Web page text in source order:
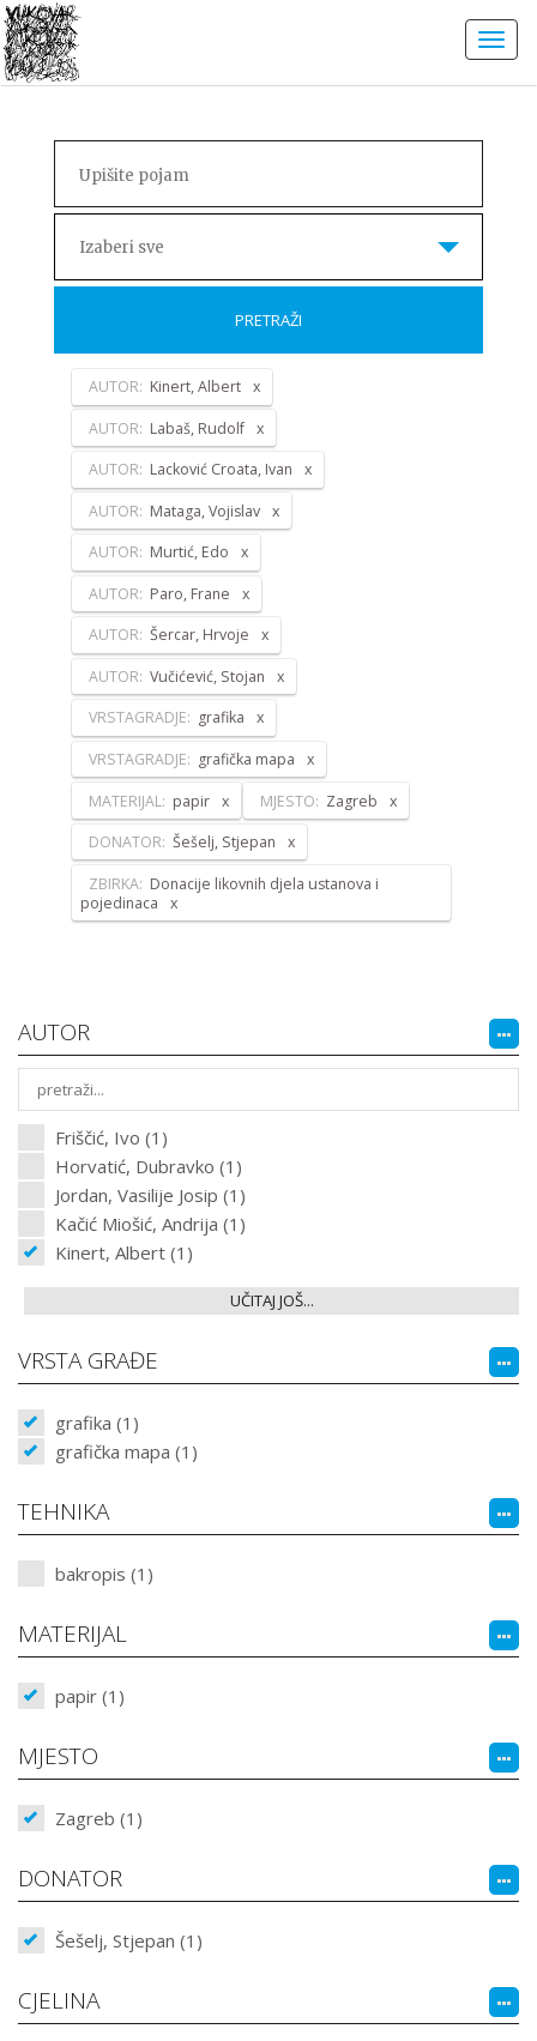
Izaberi sve
PRETRAŽI
AUTOR: Kinert, Albert
AUTOR: Labaš, Rudolf
AUTOR: Lacković Croata, Ivan
AUTOR: Mataga, Vojislav
AUTOR: Murtić, Edo
AUTOR: Paro, Frane
AUTOR: Šercar, Hrvoje
AUTOR: Vučićević, Stojan
VRSTAGRADJE: grafika
VRSTAGRADJE: grafička mapa
MATERIJAL: papir MJESTO: Zagreb
DONATOR: Šešelj, Stjepan
ZBIRKA: Donacije likovnih djela ustanova i
pojedinaca
AUTOR
Friščić, Ivo (1)
Horvatić, Dubravko (1)
Jordan, Vasilije Josip (1)
Kačić Miošić, Andrija (1)
Kinert, Albert (1)
UČITAJ JOŠ...
VRSTA GRAĐE
grafika (1)
grafička mapa (1)
TEHNIKA
bakropis (1)
MATERIJAL
papir (1)
MJESTO
Zagreb (1)
DONATOR
Šešelj, Stjepan (1)
CJELINA